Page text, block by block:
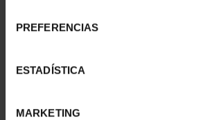
PREFERENCIAS
ESTADÍSTICA
MARKETING